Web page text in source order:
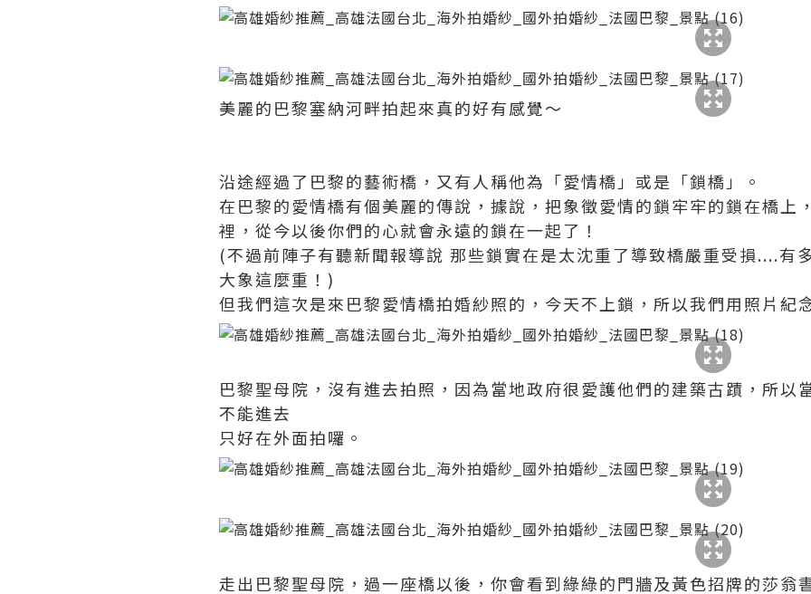
美麗的巴黎塞納河畔拍起來真的好有感覺～
沿途經過了巴黎的藝術橋，又有人稱他為「愛情橋」或是「鎖橋」。
在巴黎的愛情橋有個美麗的傳說，據說，把象徵愛情的鎖牢牢的鎖在橋上
裡，從今以後你們的心就會永遠的鎖在一起了！
(不過前陣子有聽新聞報導說 那些鎖實在是太沈重了導致橋嚴重受損....有
大象這麼重！)
但我們這次是來巴黎愛情橋拍婚紗照的，今天不上鎖，所以我們用照片紀
巴黎聖母院，沒有進去拍照，因為當地政府很愛護他們的建築古蹟，所以
不能進去
只好在外面拍囉。
走出巴黎聖母院，過一座橋以後，你會看到綠綠的門牆及黃色招牌的莎翁